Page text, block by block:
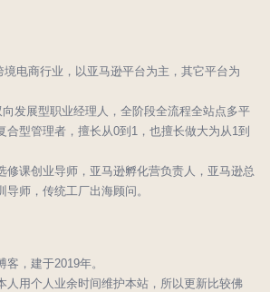
电商行业，以亚马逊平台为主，其它平台为
发展型职业经理人，全阶段全流程全站点多平
合型管理者，擅长从0到1，也擅长做大为从1到
修课创业导师，亚马逊孵化营负责人，亚马逊总
师，传统工厂出海顾问。
，建于2019年。
人用个人业余时间维护本站，所以更新比较佛